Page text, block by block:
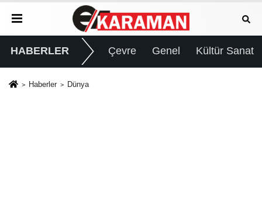
HABERLER Çevre Genel Kültür Sanat
Haberler Dünya